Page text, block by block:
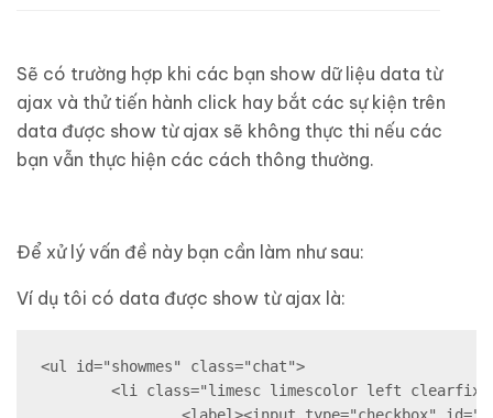
Sẽ có trường hợp khi các bạn show dữ liệu data từ
ajax và thử tiến hành click hay bắt các sự kiện trên
data được show từ ajax sẽ không thực thi nếu các
bạn vẫn thực hiện các cách thông thường.
Để xử lý vấn đề này bạn cần làm như sau:
Ví dụ tôi có data được show từ ajax là:
<ul id="showmes" class="chat">
	<li class="limesc limescolor left clearfix" style="padding-bottom: 0px!important;">